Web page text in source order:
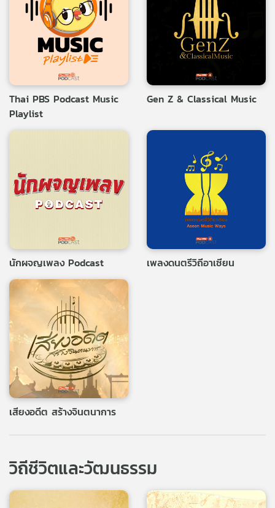
Thai PBS Podcast Music
Playlist
Gen Z & Classical Music
นักผจญเพลง Podcast เพลงดนตรีวิถีอาเซียน
เสียงอดีต สร้างจินตนาการ
วิถีชีวิตและวัฒนธรรม